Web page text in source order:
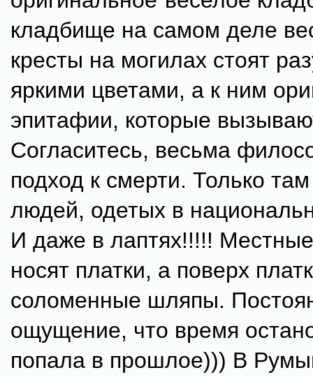
кладбище на самом деле
кресты на могилах стоят
яркими цветами, а к ним
эпитафии, которые
Согласитесь, весьма
подход к смерти. Только
людей, одетых в
И даже в лаптях!!!!!
носят платки, а поверх
соломенные шляпы.
ощущение, что время
попала в прошлое))) В